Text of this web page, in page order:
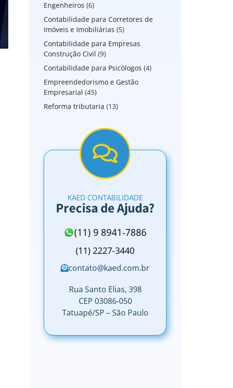
Engenheiros (6)
Contabilidade para Corretores de
Imóveis e Imobiliárias (5)
Contabilidade para Empresas
Construção Civil (9)
Contabilidade para Psicólogos (4)
Empreendedorismo e Gestão
Empresarial (45)
Reforma tributaria (13)
KAED CONTABILIDADE
Precisa de Ajuda?
(11) 9 8941-7886
(11) 2227-3440
contato@kaed.com.br
Rua Santo Elias, 398
CEP 03086-050
Tatuapé/SP – São Paulo